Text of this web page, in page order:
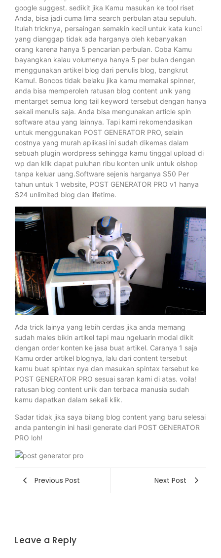
google suggest. sedikit jika Kamu masukan ke tool riset
Anda, bisa jadi cuma lima search perbulan atau sepuluh.
Itulah tricknya, persaingan semakin kecil untuk kata kunci
yang dianggap tidak ada harganya oleh kebanyakan
orang karena hanya 5 pencarian perbulan. Coba Kamu
bayangkan kalau volumenya hanya 5 per bulan dengan
menggunakan artikel blog dari penulis blog, bangkrut
Kamu!. Boncos tidak belaku jika kamu memakai spinner,
anda bisa memperoleh ratusan blog content unik yang
mentarget semua long tail keyword tersebut dengan hanya
sekali menulis saja. Anda bisa mengunakan article spin
software atau yang lainnya. Tapi kami rekomendasikan
untuk menggunakan POST GENERATOR PRO, selain
costnya yang murah aplikasi ini sudah dikemas dalam
sebuah plugin wordpress sehingga kamu tinggal upload di
wp dan klik dapat puluhan ribu konten unik untuk olshop
tanpa keluar uang.Software sejenis harganya $50 Per
tahun untuk 1 website, POST GENERATOR PRO v1 hanya
$24 unlimited blog dan lifetime.
Ada trick lainya yang lebih cerdas jika anda memang
sudah males bikin artikel tapi mau ngeluarin modal dikit
dengan order konten ke jasa buat artikel. Caranya 1 saja
Kamu order artikel blognya, lalu dari content tersebut
kamu buat spintax nya dan masukan spintax tersebut ke
POST GENERATOR PRO sesuai saran kami di atas. voila!
ratusan blog content unik dan terbaca manusia sudah
kamu dapatkan dalam sekali klik.
Sadar tidak jika saya bilang blog content yang baru selesai
anda pantengin ini hasil generate dari POST GENERATOR
PRO loh!
Previous Post Next Post
Leave a Reply